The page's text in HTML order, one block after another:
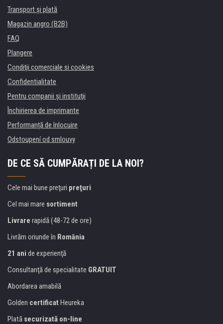
Transport şi plată
Magazin angro (B2B)
FAQ
Plangere
Condiţii comerciale si cookies
Confidentialitate
Pentru companii și instituţii
Închirierea de imprimante
Performanță de înlocuire
Odstoupení od smlouvy
DE CE SĂ CUMPĂRAȚI DE LA NOI?
Cele mai bune preţuri preţuri
Cel mai mare sortiment
Livrare rapidă (48-72 de ore)
Livrăm oriunde în România
21 ani de experienţă
Consultanţă de specialitate GRATUIT
Abordarea amabilă
Golden certificat Heureka
Plată securizată on-line